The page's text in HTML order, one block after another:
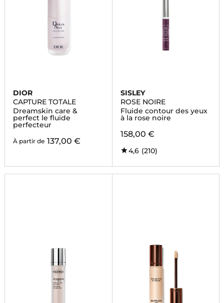
DIOR
CAPTURE TOTALE
Dreamskin care &
perfect le fluide
perfecteur
À partir de 137,00 €
SISLEY
ROSE NOIRE
Fluide contour des yeux
à la rose noire
158,00 €
4,6 (210)